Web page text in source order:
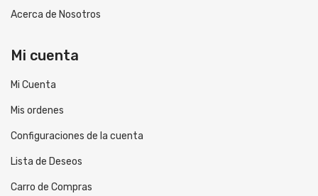
Acerca de Nosotros
Mi cuenta
Mi Cuenta
Mis ordenes
Configuraciones de la cuenta
Lista de Deseos
Carro de Compras